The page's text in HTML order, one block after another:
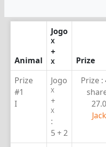
Animal
Jogo
X
+
X Prize
Prize
#1
I
Jogo
X
+
X
:
5 + 2
Prize :